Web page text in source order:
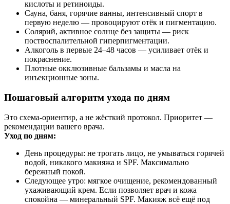
кислоты и ретиноиды.
Сауна, баня, горячие ванны, интенсивный спорт в
первую неделю — провоцируют отёк и пигментацию.
Солярий, активное солнце без защиты — риск
поствоспалительной гиперпигментации.
Алкоголь в первые 24–48 часов — усиливает отёк и
покраснение.
Плотные окклюзивные бальзамы и масла на
инъекционные зоны.
Пошаговый алгоритм ухода по дням
Это схема-ориентир, а не жёсткий протокол. Приоритет —
рекомендации вашего врача.
Уход по дням:
День процедуры: не трогать лицо, не умываться горячей
водой, никакого макияжа и SPF. Максимально
бережный покой.
Следующее утро: мягкое очищение, рекомендованный
ухаживающий крем. Если позволяет врач и кожа
спокойна — минеральный SPF. Макияж всё ещё под